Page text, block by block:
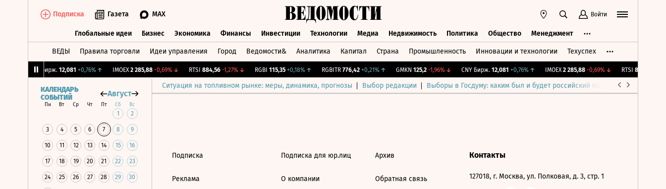
Подписка Газета MAX Войти
Глобальные идеи Бизнес Экономика Финансы Инвестиции Технологии Медиа Недвижимость Политика Общество Менеджмент
ВЕДЫ Правила торговли Идеи управления Город Ведомости& Аналитика Капитал Страна Промышленность Инновации и технологии Техуспех
CNY Бирж. 12,081 +0,76%↑ IMOEX 2 285,88 -0,69%↓ RTSI 884,56 -1,27%↓ RGBI 115,35 +0,18%↑ RGBITR 776,42 +0,21%↑ GMKN 125,2 -1,96%↓ CNY Бирж. 12,081 +0,76%↑ IMOEX 2 285,88 -0,69%↓ RTSI 884,56
Ситуация на топливном рынке: меры, динамика, прогнозы Выбор редакции Выборы в Госдуму: каким был и будет российский парламент
КАЛЕНДАРЬ
СОБЫТИЙ
Август
Пн Вт Ср Чт Пт Сб Вс
1 2
3 4 5 6 7 8 9
10 11 12 13 14 15 16
17 18 19 20 21 22 23
24 25 26 27 28 29 30
Подписка
Реклама
Подписка для юр.лиц
О компании
Архив
Обратная связь
Контакты
127018, г. Москва, ул. Полковая, д. 3, стр. 1